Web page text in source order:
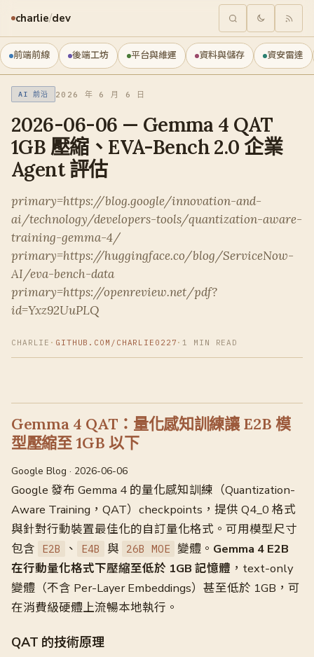
charlie/dev
前端前線 後端工坊 平台與維運 資料與儲存 資安雷達
AI 前沿 2026 年 6 月 6 日
2026-06-06 — Gemma 4 QAT
1GB 壓縮、EVA-Bench 2.0 企業
Agent 評估
primary=https://blog.google/innovation-and-
ai/technology/developers-tools/quantization-aware-
training-gemma-4/
primary=https://huggingface.co/blog/ServiceNow-
AI/eva-bench-data
primary=https://openreview.net/pdf?
id=Yxz92UuPLQ
CHARLIE · GITHUB.COM/CHARLIE0227 · 1 MIN READ
Gemma 4 QAT：量化感知訓練讓 E2B 模
型壓縮至 1GB 以下
Google Blog · 2026-06-06
Google 發布 Gemma 4 的量化感知訓練（Quantization-
Aware Training，QAT）checkpoints，提供 Q4_0 格式
與針對行動裝置最佳化的自訂量化格式。可用模型尺寸
包含
E2B 、 E4B 與 26B MOE 變體。 Gemma 4 E2B
在行動量化格式下壓縮至低於 1GB 記憶體 ，text-only
變體（不含 Per-Layer Embeddings）甚至低於 1GB，可
在消費級硬體上流暢本地執行。
QAT 的技術原理